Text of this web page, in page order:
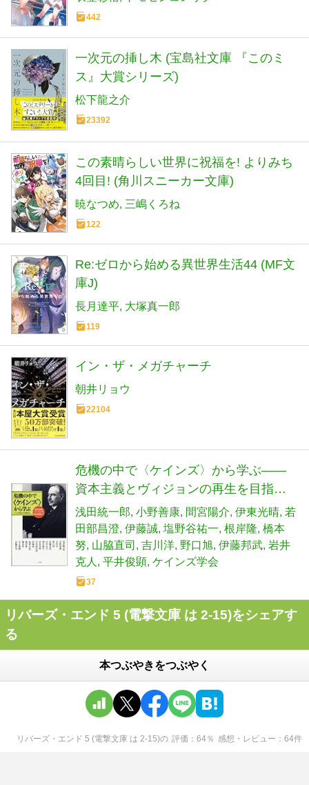
442
一次元の挿し木 (宝島社文庫 『このミ
ス』大賞シリーズ)
松下龍之介
23392
この素晴らしい世界に祝福を! よりみち
4回目! (角川スニーカー文庫)
暁なつめ 三嶋くろね
122
Re:ゼロから始める異世界生活44 (MF文
庫J)
長月達平 大塚真一郎
119
イン・ザ・メガチャーチ
朝井リョウ
22104
危機の中で〈ケインズ〉から学ぶ――
資本主義とヴィジョンの再生を目指し
て
浅田統一郎 小野善康 間宮陽介 伊東光晴 若
田部昌澄 伊藤誠 塩野谷祐一 根岸隆 橋本
努 山脇直司 吉川洋 野口旭 伊藤邦武 岩井
克人
平井俊顕 ケインズ学会
37
リバーズ・エンド 5 (電撃文庫 は 2-15)をシェアす
る
本つぶやきをつぶやく
リバーズ・エンド 5 (電撃文庫 は 2-15)の 評価 64％ 感想・レビュー 64件